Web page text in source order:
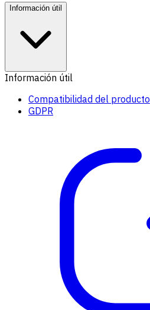
Información útil
Información útil
Compatibilidad del producto
GDPR